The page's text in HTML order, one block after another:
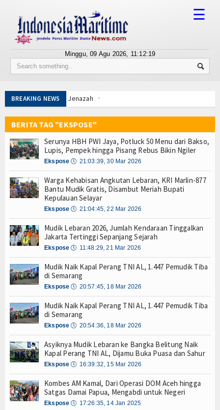
Tentang Kami
Berita
Bisnis
BUMN
Edukasi
Hankam
Internasional
Kesehatan
Khazanah
Logistik
Nasional
☰
Minggu, 09 Agu 2026, 11:12:19
BREAKING NEWS
Kawal Jenazah
Golok-688
Kerambit-627
Baja Pertama
Mekanisme Berlapis
TNI dan Kepala Staf Angkatan
Kawal Jenazah
Jawa Timur
Golok-688
Kerambit-627
Baja Pertama
Mekanisme Berlapis
TNI dan Kepala Staf Angkatan
Kawal Jenazah
Jawa Timur
Golok-688
Baja Pertama
Mekanisme Berlapis
BERITA TAG "EKSPOSE"
Serunya HBH PWI Jaya, Potluck 50 Menu dari Bakso,
Lupis, Pempek hingga Pisang Rebus Bikin Ngiler
Ekspose 🕔 21:03:39, 30 Mar 2026
Warga Kehabisan Angkutan Lebaran, KRI Marlin-877
Bantu Mudik Gratis, Disambut Meriah Bupati
Kepulauan Selayar
Ekspose 🕔 21:04:45, 22 Mar 2026
Mudik Lebaran 2026, Jumlah Kendaraan Tinggalkan
Jakarta Tertinggi Sepanjang Sejarah
Ekspose 🕔 11:48:29, 21 Mar 2026
Mudik Naik Kapal Perang TNI AL, 1.447 Pemudik Tiba
di Semarang
Ekspose 🕔 20:57:45, 18 Mar 2026
Mudik Naik Kapal Perang TNI AL, 1.447 Pemudik Tiba
di Semarang
Ekspose 🕔 20:54:36, 18 Mar 2026
Asyiknya Mudik Lebaran ke Bangka Belitung Naik
Kapal Perang TNI AL, Dijamu Buka Puasa dan Sahur
Ekspose 🕔 16:39:32, 15 Mar 2026
Kombes AM Kamal, Dari Operasi DOM Aceh hingga
Satgas Damai Papua, Mengabdi untuk Negeri
Ekspose 🕔 17:26:35, 14 Jan 2025